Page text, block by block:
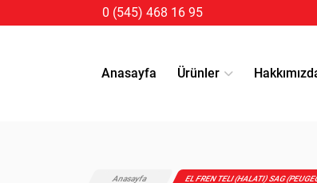
0 (545) 468 16 95
Anasayfa Ürünler
Anasayfa EL FREN TELI (HALATI) SAG